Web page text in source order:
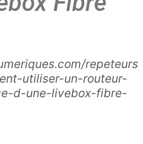
repeteurs
utiliser-un-routeur-
d-une-livebox-fibre-